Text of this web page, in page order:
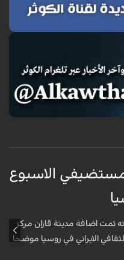
مستضيفي الاسبوع
تمت اضافة مدينة قازان مركز
الايراني في روسيا موضحا